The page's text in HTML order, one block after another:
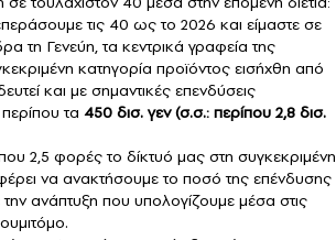
τις 40 ως το 2026 και είμαστε σε
τη Γενεύη, τα κεντρικά γραφεία της
κατηγορία προϊόντος εισήχθη από
και με σημαντικές επενδύσεις
τα 450 δισ. γεν (σ.σ.: περίπου 2,8 δισ.
2,5 φορές το δίκτυό μας στη συγκεκριμένη
να ανακτήσουμε το ποσό της επένδυσης
ανάπτυξη που υπολογίζουμε μέσα στις